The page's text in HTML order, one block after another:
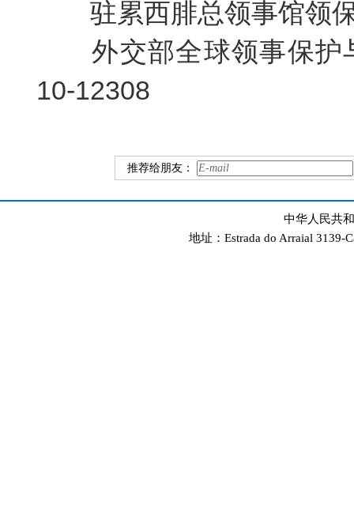
驻累西腓总领事馆领
外交部全球领事保护
10-12308
推荐给朋友：
中华人民共
地址：Estrada do Arraial 3139-